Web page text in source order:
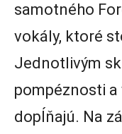
samotného
vokály, ktoré
Jednotlivým
pompéznosti
dopĺňajú. Na